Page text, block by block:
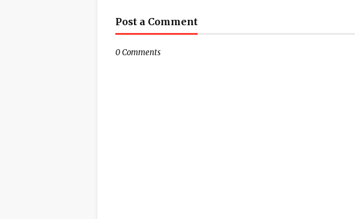
Post a Comment
0 Comments